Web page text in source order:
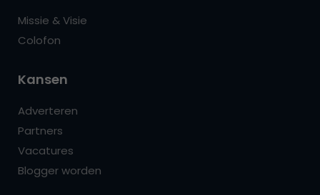
Missie & Visie
Colofon
Kansen
Adverteren
Partners
Vacatures
Blogger worden